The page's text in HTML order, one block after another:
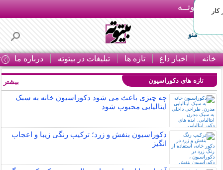
بـیتوتــه
منو
خانه اخبار داغ تازه ها تبلیغات در بیتوته درباره ما
تازه های دکوراسیون
چه چیزی باعث می شود دکوراسیون خانه به سبک
ایتالیایی محبوب شود
دکوراسیون بنفش و زرد؛ ترکیب رنگی زیبا و اعجاب
انگیز
بیشتر